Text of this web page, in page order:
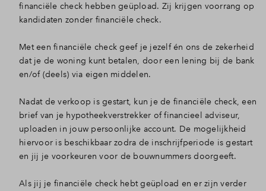
Inloggen
financiële check hebben geüpload. Zij krijgen voorrang op
kandidaten zonder financiële check.
Met een financiële check geef je jezelf én ons de zekerheid
dat je de woning kunt betalen, door een lening bij de bank
en/of (deels) via eigen middelen.
Nadat de verkoop is gestart, kun je de financiële check, een
brief van je hypotheekverstrekker of financieel adviseur,
uploaden in jouw persoonlijke account. De mogelijkheid
hiervoor is beschikbaar zodra de inschrijfperiode is gestart
en jij je voorkeuren voor de bouwnummers doorgeeft.
Als jij je financiële check hebt geüpload en er zijn verder